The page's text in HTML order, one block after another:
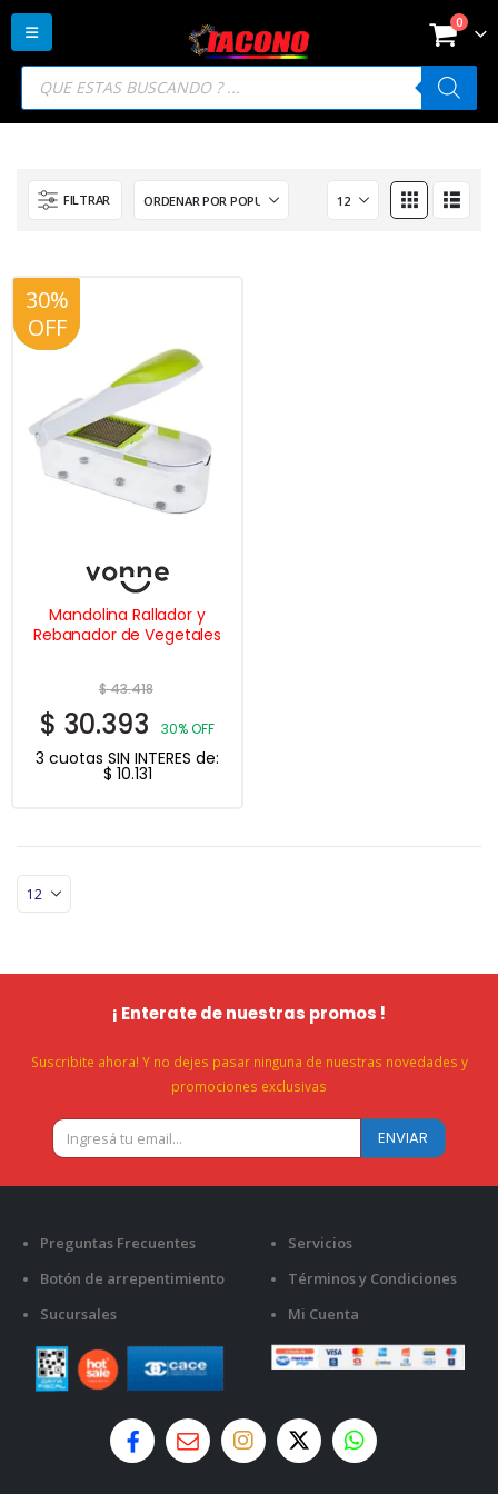
Búsqueda
productos
0
FILTRAR
30%
OFF
20%
OFF
Mandolina Rallador y
Rebanador de Vegetales
$43.418
$ 30.393 30% OFF
3 cuotas SIN INTERES de:
$ 10.131
¡ Enterate de nuestras promos !
Suscribite ahora! Y no dejes pasar ninguna de nuestras novedades y
promociones exclusivas
Preguntas Frecuentes
Botón de arrepentimiento
Sucursales
Servicios
Términos y Condiciones
Mi Cuenta